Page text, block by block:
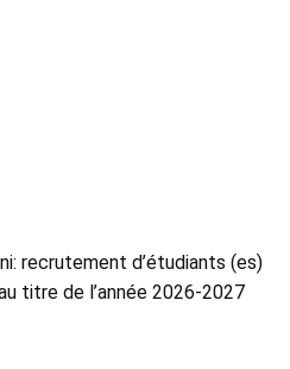
recrutement d’étudiants (es)
titre de l’année 2026-2027